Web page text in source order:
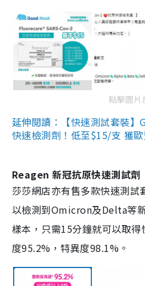
點擊圖片
延伸閱讀：【快速測試套裝
快速檢測劑！低至$15/支 獲
Reagen 新冠抗原快速測試劑
莎莎網店亦有售多款快速測
以檢測到Omicron及Delta等
樣本，只需15分鐘就可以取
度95.2%，特異度98.1%。